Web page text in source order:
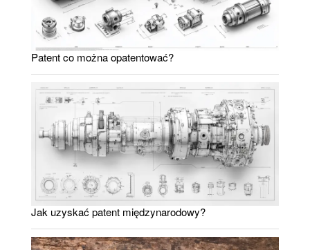
Patent co można opatentować?
Jak uzyskać patent międzynarodowy?